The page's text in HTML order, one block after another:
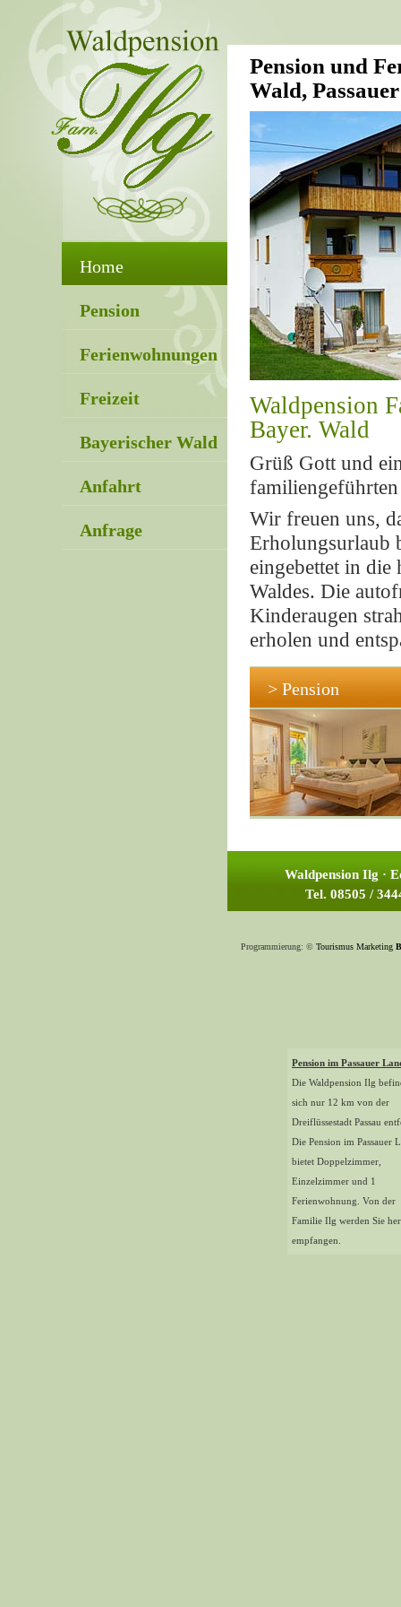
Home
Pension
Ferienwohnungen
Freizeit
Bayerischer Wald
Anfahrt
Anfrage
Pension und
Wald,
Waldpension
Bayer. Wald
Grüß Gott und
Wir freuen uns,
Erholungsurlaub
eingebettet in die
Waldes. Die
Kinderaugen
erholen und
> Pension
Waldpension Ilg ·
Tel. 08505 /
Programmierung: © Tourismus Marketing
Pension im Passauer
Die Waldpension Ilg
sich nur 12 km von der
Dreiflüssestadt Passau
Die Pension im Passauer
bietet Doppelzimmer,
Einzelzimmer und 1
Ferienwohnung. Von der
Familie Ilg werden Sie
empfangen.